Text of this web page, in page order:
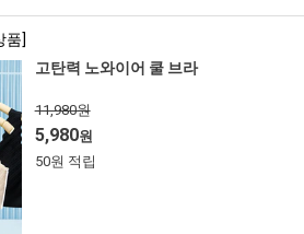
품]
고탄력 노와이어 쿨 브라
11,980원
5,980원
50원 적립